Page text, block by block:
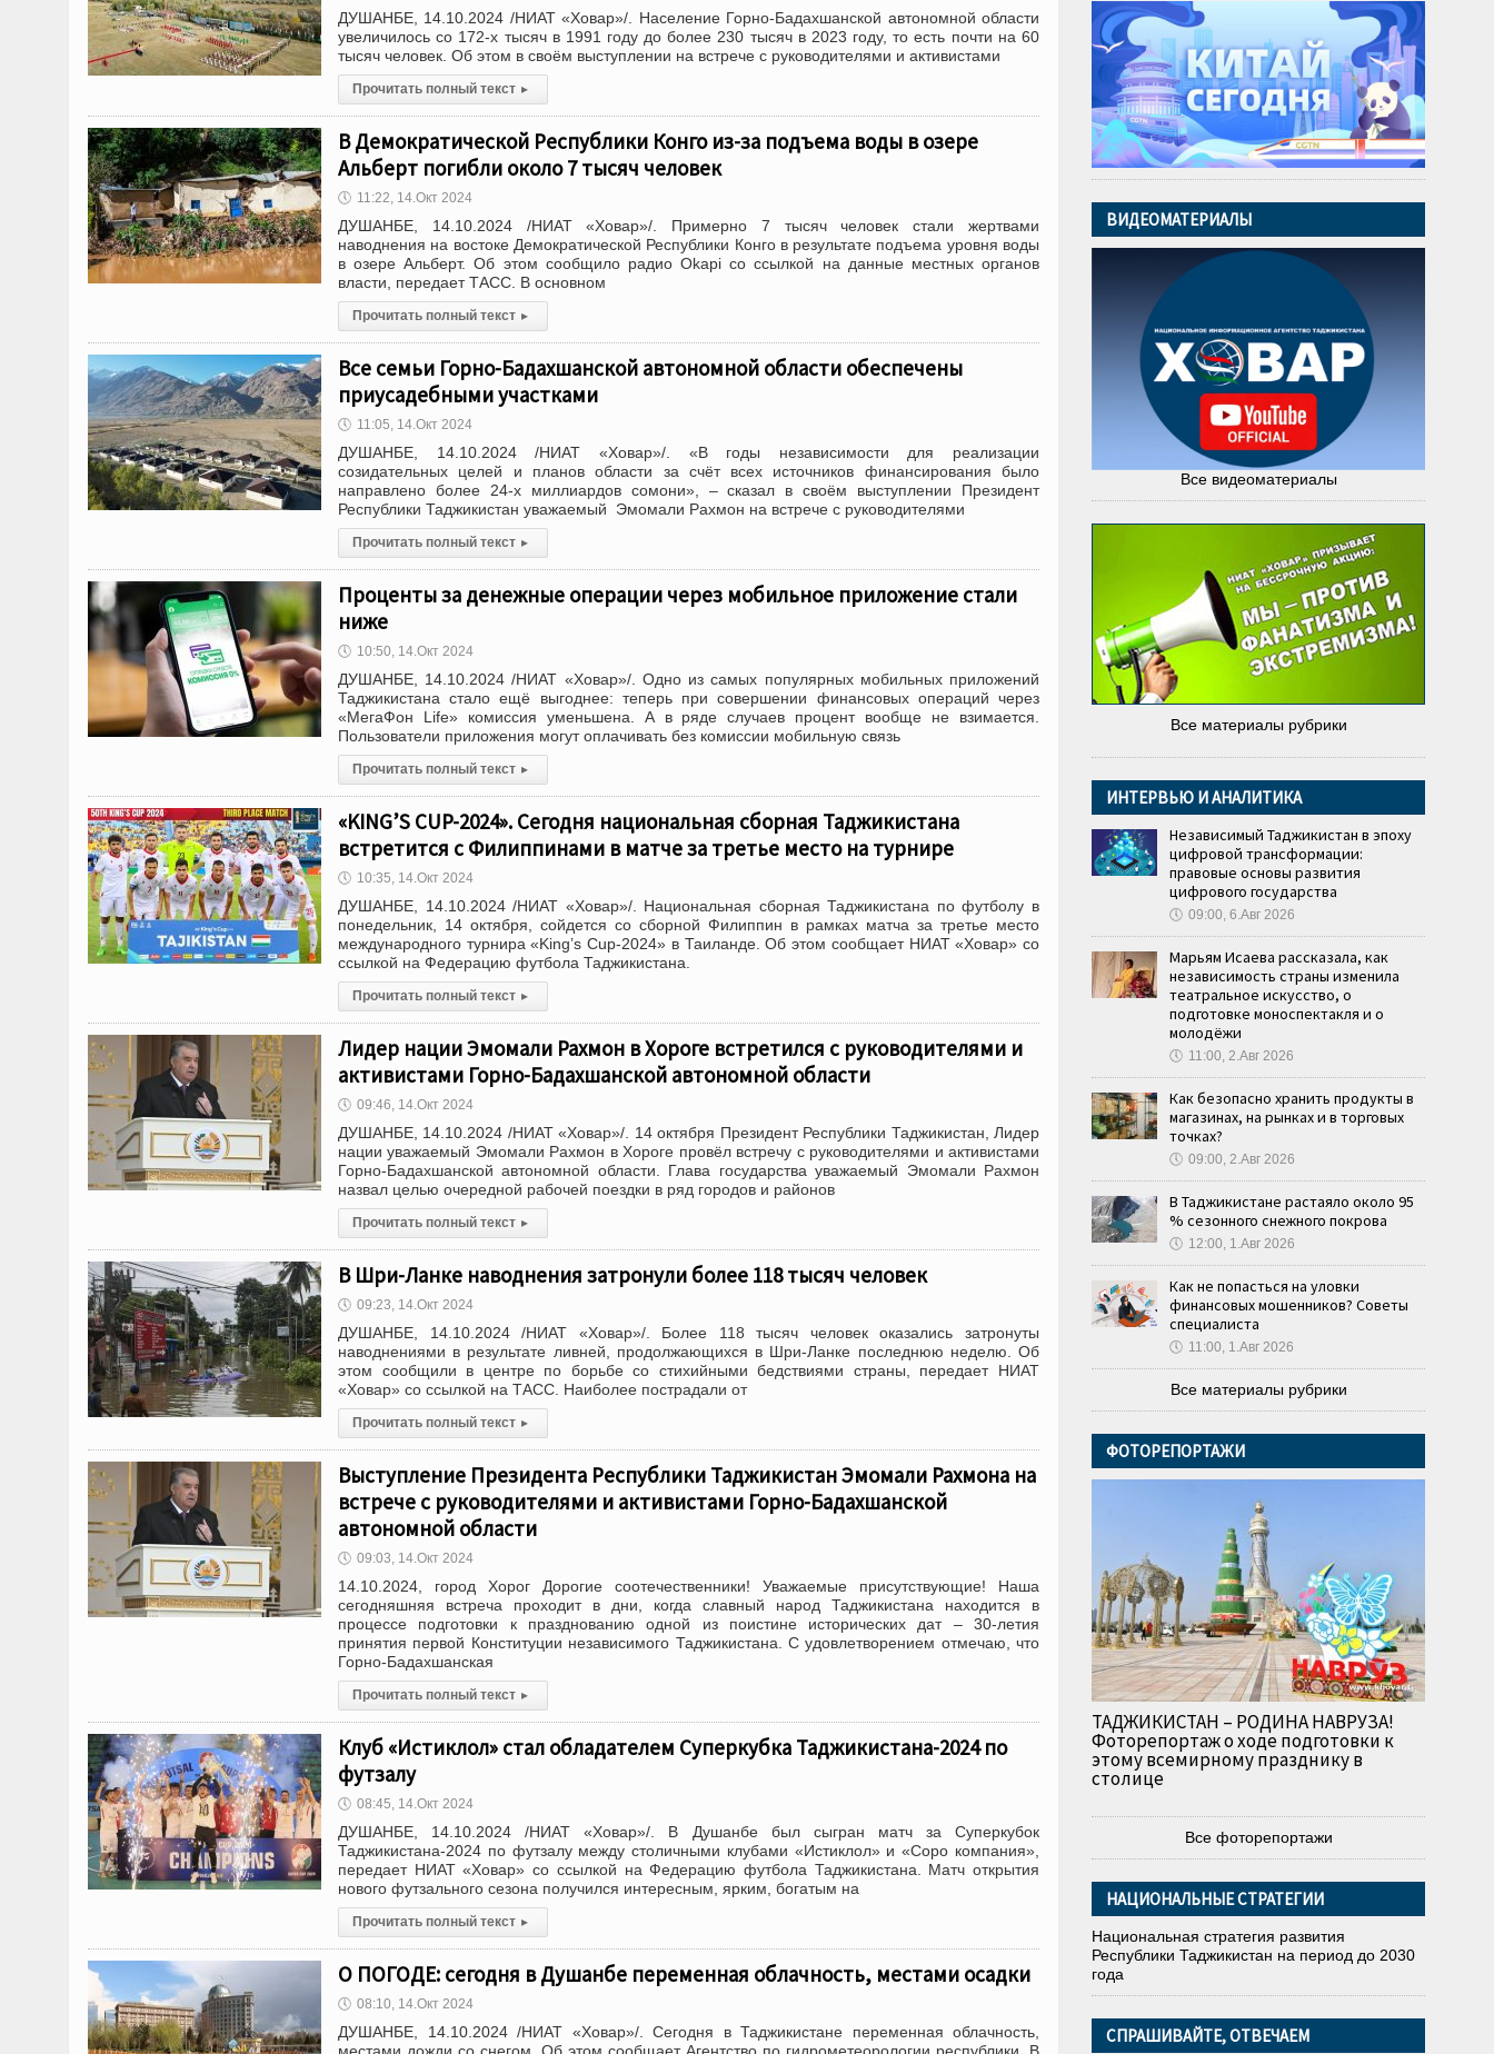
ДУШАНБЕ, 14.10.2024 /НИАТ «Ховар»/. Население Горно-Бадахшанской автономной области
увеличилось со 172-х тысяч в 1991 году до более 230 тысяч в 2023 году, то есть почти на 60
тысяч человек. Об этом в своём выступлении на встрече с руководителями и активистами
Прочитать полный текст ▸
В Демократической Республики Конго из-за подъема воды в озере
Альберт погибли около 7 тысяч человек
🕔 11:22, 14.Окт 2024
ДУШАНБЕ, 14.10.2024 /НИАТ «Ховар»/. Примерно 7 тысяч человек стали жертвами
наводнения на востоке Демократической Республики Конго в результате подъема уровня воды
в озере Альберт. Об этом сообщило радио Okapi со ссылкой на данные местных органов
власти, передает ТАСС. В основном
Прочитать полный текст ▸
Все семьи Горно-Бадахшанской автономной области обеспечены
приусадебными участками
🕔 11:05, 14.Окт 2024
ДУШАНБЕ, 14.10.2024 /НИАТ «Ховар»/. «В годы независимости для реализации
созидательных целей и планов области за счёт всех источников финансирования было
направлено более 24-х миллиардов сомони», – сказал в своём выступлении Президент
Республики Таджикистан уважаемый Эмомали Рахмон на встрече с руководителями
Прочитать полный текст ▸
Проценты за денежные операции через мобильное приложение стали
ниже
🕔 10:50, 14.Окт 2024
ДУШАНБЕ, 14.10.2024 /НИАТ «Ховар»/. Одно из самых популярных мобильных приложений
Таджикистана стало ещё выгоднее: теперь при совершении финансовых операций через
«МегаФон Life» комиссия уменьшена. А в ряде случаев процент вообще не взимается.
Пользователи приложения могут оплачивать без комиссии мобильную связь
Прочитать полный текст ▸
«KING’S CUP-2024». Сегодня национальная сборная Таджикистана
встретится с Филиппинами в матче за третье место на турнире
🕔 10:35, 14.Окт 2024
ДУШАНБЕ, 14.10.2024 /НИАТ «Ховар»/. Национальная сборная Таджикистана по футболу в
понедельник, 14 октября, сойдется со сборной Филиппин в рамках матча за третье место
международного турнира «King’s Cup-2024» в Таиланде. Об этом сообщает НИАТ «Ховар» со
ссылкой на Федерацию футбола Таджикистана.
Прочитать полный текст ▸
Лидер нации Эмомали Рахмон в Хороге встретился с руководителями и
активистами Горно-Бадахшанской автономной области
🕔 09:46, 14.Окт 2024
ДУШАНБЕ, 14.10.2024 /НИАТ «Ховар»/. 14 октября Президент Республики Таджикистан, Лидер
нации уважаемый Эмомали Рахмон в Хороге провёл встречу с руководителями и активистами
Горно-Бадахшанской автономной области. Глава государства уважаемый Эмомали Рахмон
назвал целью очередной рабочей поездки в ряд городов и районов
Прочитать полный текст ▸
В Шри-Ланке наводнения затронули более 118 тысяч человек
🕔 09:23, 14.Окт 2024
ДУШАНБЕ, 14.10.2024 /НИАТ «Ховар»/. Более 118 тысяч человек оказались затронуты
наводнениями в результате ливней, продолжающихся в Шри-Ланке последнюю неделю. Об
этом сообщили в центре по борьбе со стихийными бедствиями страны, передает НИАТ
«Ховар» со ссылкой на ТАСС. Наиболее пострадали от
Прочитать полный текст ▸
Выступление Президента Республики Таджикистан Эмомали Рахмона на
встрече с руководителями и активистами Горно-Бадахшанской
автономной области
🕔 09:03, 14.Окт 2024
14.10.2024, город Хорог Дорогие соотечественники! Уважаемые присутствующие! Наша
сегодняшняя встреча проходит в дни, когда славный народ Таджикистана находится в
процессе подготовки к празднованию одной из поистине исторических дат – 30-летия
принятия первой Конституции независимого Таджикистана. С удовлетворением отмечаю, что
Горно-Бадахшанская
Прочитать полный текст ▸
Клуб «Истиклол» стал обладателем Суперкубка Таджикистана-2024 по
футзалу
🕔 08:45, 14.Окт 2024
ДУШАНБЕ, 14.10.2024 /НИАТ «Ховар»/. В Душанбе был сыгран матч за Суперкубок
Таджикистана-2024 по футзалу между столичными клубами «Истиклол» и «Соро компания»,
передает НИАТ «Ховар» со ссылкой на Федерацию футбола Таджикистана. Матч открытия
нового футзального сезона получился интересным, ярким, богатым на
Прочитать полный текст ▸
О ПОГОДЕ: сегодня в Душанбе переменная облачность, местами осадки
🕔 08:10, 14.Окт 2024
ДУШАНБЕ, 14.10.2024 /НИАТ «Ховар»/. Сегодня в Таджикистане переменная облачность,
ВИДЕОМАТЕРИАЛЫ
Все видеоматериалы
Все материалы рубрики
ИНТЕРВЬЮ И АНАЛИТИКА
Независимый Таджикистан в эпоху
цифровой трансформации:
правовые основы развития
цифрового государства
🕔 09:00, 6.Авг 2026
Марьям Исаева рассказала, как
независимость страны изменила
театральное искусство, о
подготовке моноспектакля и о
молодёжи
🕔 11:00, 2.Авг 2026
Как безопасно хранить продукты в
магазинах, на рынках и в торговых
точках?
🕔 09:00, 2.Авг 2026
В Таджикистане растаяло около 95
% сезонного снежного покрова
🕔 12:00, 1.Авг 2026
Как не попасться на уловки
финансовых мошенников? Советы
специалиста
🕔 11:00, 1.Авг 2026
Все материалы рубрики
ФОТОРЕПОРТАЖИ
ТАДЖИКИСТАН – РОДИНА НАВРУЗА!
Фоторепортаж о ходе подготовки к
этому всемирному празднику в
столице
Все фоторепортажи
НАЦИОНАЛЬНЫЕ СТРАТЕГИИ
Национальная стратегия развития
Республики Таджикистан на период до 2030
года
СПРАШИВАЙТЕ, ОТВЕЧАЕМ